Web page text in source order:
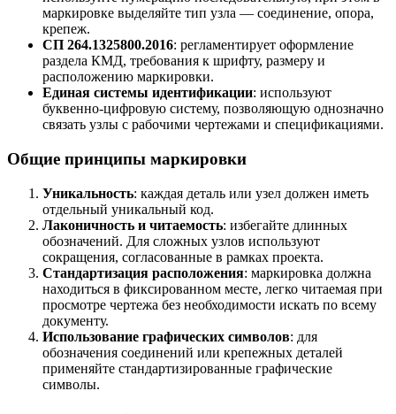
маркировке выделяйте тип узла — соединение, опора,
крепеж.
СП 264.1325800.2016: регламентирует оформление
раздела КМД, требования к шрифту, размеру и
расположению маркировки.
Единая системы идентификации: используют
буквенно-цифровую систему, позволяющую однозначно
связать узлы с рабочими чертежами и спецификациями.
Общие принципы маркировки
Уникальность: каждая деталь или узел должен иметь
отдельный уникальный код.
Лаконичность и читаемость: избегайте длинных
обозначений. Для сложных узлов используют
сокращения, согласованные в рамках проекта.
Стандартизация расположения: маркировка должна
находиться в фиксированном месте, легко читаемая при
просмотре чертежа без необходимости искать по всему
документу.
Использование графических символов: для
обозначения соединений или крепежных деталей
применяйте стандартизированные графические
символы.